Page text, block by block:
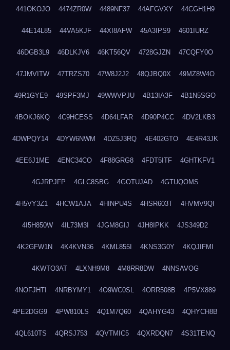
441OKOJO 4474ZR0W 4489NF37 44AFGVXY 44CGH1H9
44E14L85 44VA5KJF 44XI8AFW 45A3IPS9 4601IURZ
46DGB3L9 46DLKJV6 46KT56QV 4728GJZN 47CQFY0O
47JMVITW 47TRZS70 47W8J2J2 48QJBQ0X 49MZ8W4O
49R1GYE9 49SPF3MJ 49WWVPJU 4B13IA3F 4B1N5SGO
4BOKJ6KQ 4C9HCESS 4D64LFAR 4D90P4CC 4DV2LKB3
4DWPQY14 4DYW6NWM 4DZ5J3RQ 4E402GTO 4E4R43JK
4EE6J1ME 4ENC34CO 4F88GRG8 4FDT5ITF 4GHTKFV1
4GJRPJFP 4GLC8SBG 4GOTUJAD 4GTUQOMS
4H5VY3Z1 4HCW1AJA 4HINPU4S 4HSR603T 4HVMV9QI
4I5H850W 4IL73M3I 4JGM8GIJ 4JH8IPKK 4JS349D2
4K2GFW1N 4K4KVN36 4KML855I 4KNS3G0Y 4KQJIFMI
4KWTO3AT 4LXNH9M8 4M8RR8DW 4NNSAVOG
4NOFJHTI 4NRBYMY1 4O9WC0SL 4ORR508B 4P5VX889
4PE2DGG9 4PW810LS 4Q1M7Q60 4QAHYG43 4QHYCH8B
4QL610TS 4QRSJ753 4QVTMIC5 4QXRDQN7 4S31TENQ